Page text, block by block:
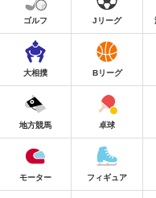
ゴルフ Jリーグ
大相撲 Bリーグ
地方競馬 卓球
モーター フィギュア